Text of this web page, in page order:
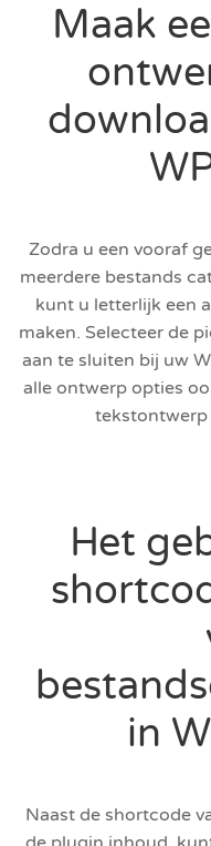
Maak
Zodra u een vooraf
meerdere bestands
kunt u letterlijk een
maken. Selecteer de
aan te sluiten bij uw
alle ontwerp opties
tekstontwerp
Het
in
Naast de shortcode